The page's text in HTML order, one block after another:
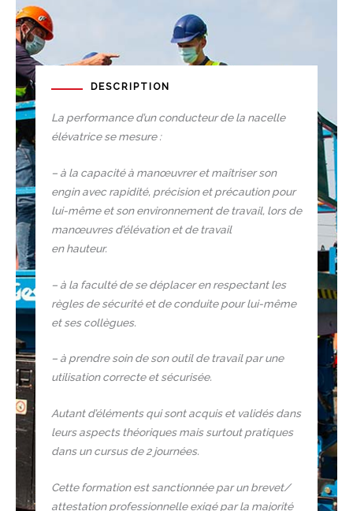
DESCRIPTION
La performance d’un conducteur de la nacelle
élévatrice se mesure :
– à la capacité à manœuvrer et maîtriser son
engin avec rapidité, précision et précaution pour
lui-même et son environnement de travail, lors de
manœuvres d’élévation et de travail
en hauteur.
– à la faculté de se déplacer en respectant les
règles de sécurité et de conduite pour lui-même
et ses collègues.
– à prendre soin de son outil de travail par une
utilisation correcte et sécurisée.
Autant d’éléments qui sont acquis et validés dans
leurs aspects théoriques mais surtout pratiques
dans un cursus de 2 journées.
Cette formation est sanctionnée par un brevet/
attestation professionnelle exigé par la majorité